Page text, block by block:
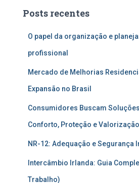
Posts recentes
O papel da organização e
profissional
Mercado de Melhorias
Expansão no Brasil
Consumidores Buscam
Conforto, Proteção e
NR-12: Adequação e Segurança
Intercâmbio Irlanda: Guia
Trabalho)